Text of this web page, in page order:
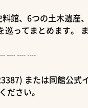
館、6つの土木遺産
ってまとめます。
┈ ┈ ┈
または同館公式
さい。